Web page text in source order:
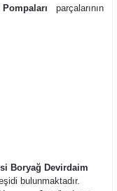
parçalarının
Boryağ Devirdaim
bulunmaktadır.